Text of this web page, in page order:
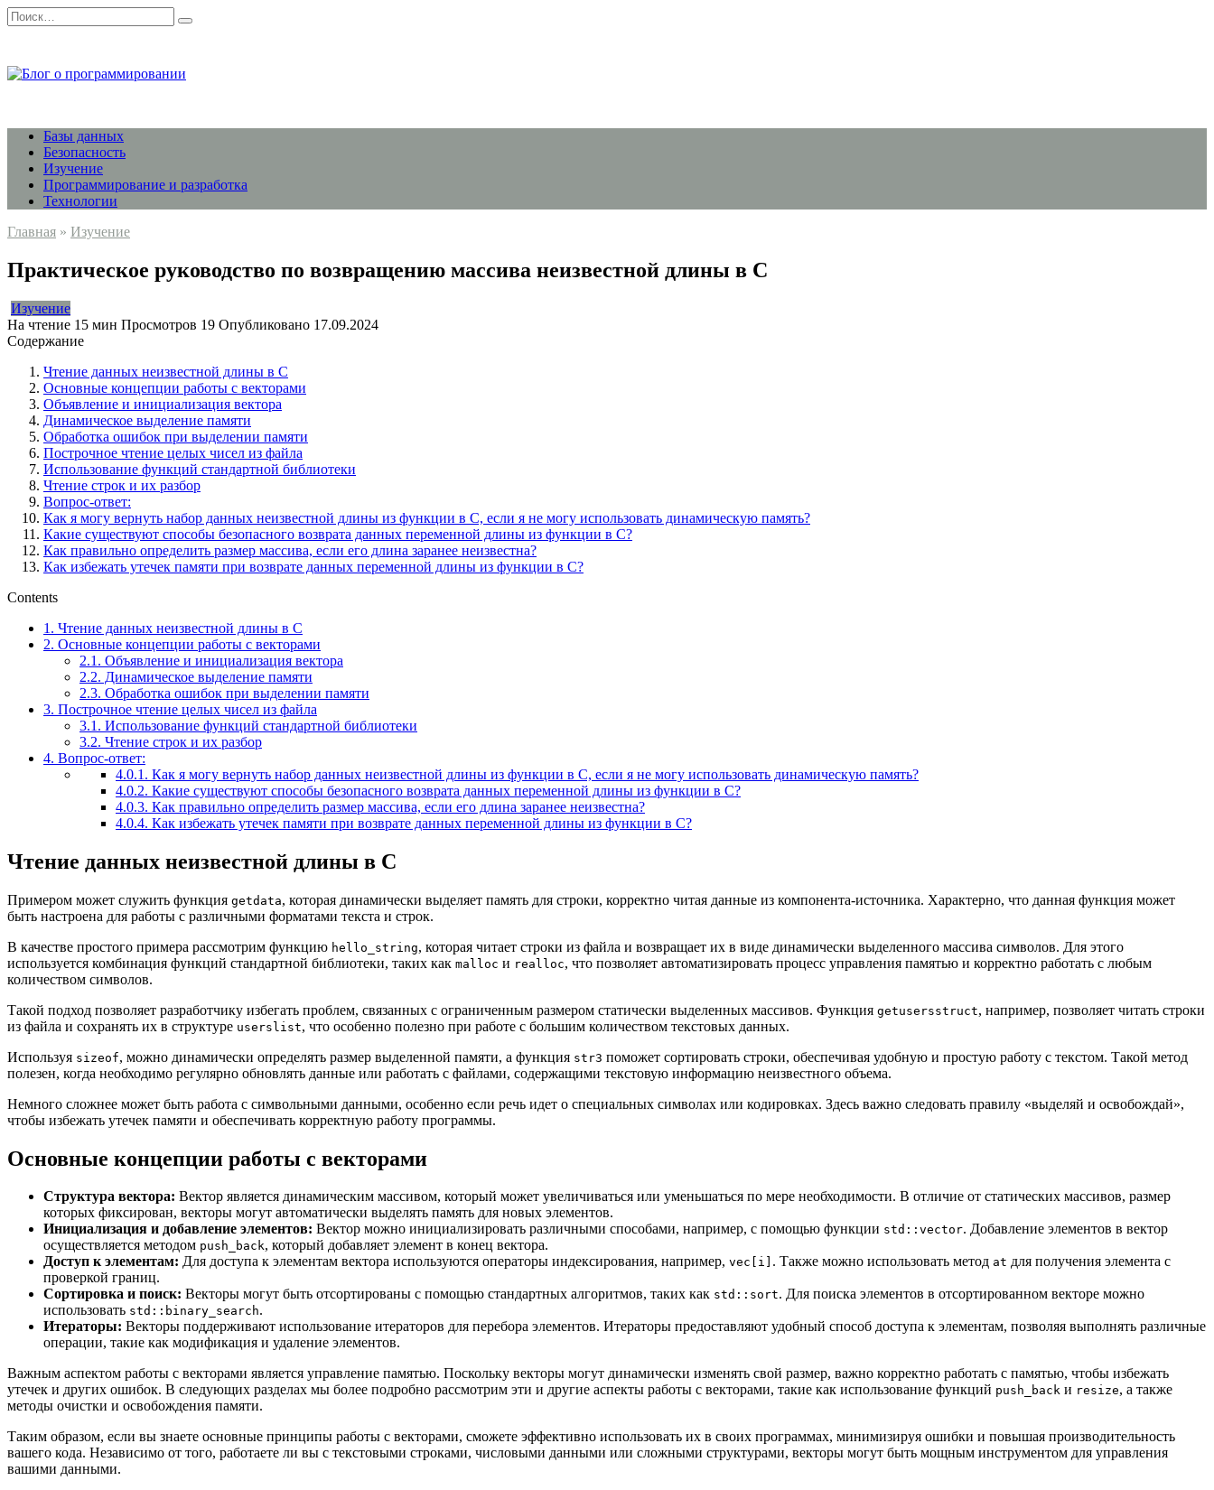
Перейти
к
Search
for:
Базы данных
Безопасность
Изучение
Программирование и разработка
Технологии
Главная » Изучение
Практическое руководство по возвращению массива неизвестной длины в C
Изучение
На чтение 15 мин Просмотров 19 Опубликовано 17.09.2024
Содержание
Чтение данных неизвестной длины в C
Основные концепции работы с векторами
Объявление и инициализация вектора
Динамическое выделение памяти
Обработка ошибок при выделении памяти
Построчное чтение целых чисел из файла
Использование функций стандартной библиотеки
Чтение строк и их разбор
Вопрос-ответ:
Как я могу вернуть набор данных неизвестной длины из функции в C, если я не могу использовать динамическую память?
Какие существуют способы безопасного возврата данных переменной длины из функции в C?
Как правильно определить размер массива, если его длина заранее неизвестна?
Как избежать утечек памяти при возврате данных переменной длины из функции в C?
Contents
1. Чтение данных неизвестной длины в C
2. Основные концепции работы с векторами
2.1. Объявление и инициализация вектора
2.2. Динамическое выделение памяти
2.3. Обработка ошибок при выделении памяти
3. Построчное чтение целых чисел из файла
3.1. Использование функций стандартной библиотеки
3.2. Чтение строк и их разбор
4. Вопрос-ответ:
4.0.1. Как я могу вернуть набор данных неизвестной длины из функции в C, если я не могу использовать динамическую память?
4.0.2. Какие существуют способы безопасного возврата данных переменной длины из функции в C?
4.0.3. Как правильно определить размер массива, если его длина заранее неизвестна?
4.0.4. Как избежать утечек памяти при возврате данных переменной длины из функции в C?
Чтение данных неизвестной длины в C
Примером может служить функция getdata, которая динамически выделяет память для строки, корректно читая данные из компонента-источника. Характерно, что данная функция может
быть настроена для работы с различными форматами текста и строк.
В качестве простого примера рассмотрим функцию hello_string, которая читает строки из файла и возвращает их в виде динамически выделенного массива символов. Для этого
используется комбинация функций стандартной библиотеки, таких как malloc и realloc, что позволяет автоматизировать процесс управления памятью и корректно работать с любым
количеством символов.
Такой подход позволяет разработчику избегать проблем, связанных с ограниченным размером статически выделенных массивов. Функция getusersstruct, например, позволяет читать строки
из файла и сохранять их в структуре userslist, что особенно полезно при работе с большим количеством текстовых данных.
Используя sizeof, можно динамически определять размер выделенной памяти, а функция str3 поможет сортировать строки, обеспечивая удобную и простую работу с текстом. Такой метод
полезен, когда необходимо регулярно обновлять данные или работать с файлами, содержащими текстовую информацию неизвестного объема.
Немного сложнее может быть работа с символьными данными, особенно если речь идет о специальных символах или кодировках. Здесь важно следовать правилу «выделяй и освобождай»,
чтобы избежать утечек памяти и обеспечивать корректную работу программы.
Основные концепции работы с векторами
Структура вектора: Вектор является динамическим массивом, который может увеличиваться или уменьшаться по мере необходимости. В отличие от статических массивов, размер
которых фиксирован, векторы могут автоматически выделять память для новых элементов.
Инициализация и добавление элементов: Вектор можно инициализировать различными способами, например, с помощью функции std::vector. Добавление элементов в вектор
осуществляется методом push_back, который добавляет элемент в конец вектора.
Доступ к элементам: Для доступа к элементам вектора используются операторы индексирования, например, vec[i] . Также можно использовать метод at для получения элемента с
проверкой границ.
Сортировка и поиск: Векторы могут быть отсортированы с помощью стандартных алгоритмов, таких как std::sort. Для поиска элементов в отсортированном векторе можно
использовать std::binary_search.
Итераторы: Векторы поддерживают использование итераторов для перебора элементов. Итераторы предоставляют удобный способ доступа к элементам, позволяя выполнять различные
операции, такие как модификация и удаление элементов.
Важным аспектом работы с векторами является управление памятью. Поскольку векторы могут динамически изменять свой размер, важно корректно работать с памятью, чтобы избежать
утечек и других ошибок. В следующих разделах мы более подробно рассмотрим эти и другие аспекты работы с векторами, такие как использование функций push_back и resize, а также
методы очистки и освобождения памяти.
Таким образом, если вы знаете основные принципы работы с векторами, сможете эффективно использовать их в своих программах, минимизируя ошибки и повышая производительность
вашего кода. Независимо от того, работаете ли вы с текстовыми строками, числовыми данными или сложными структурами, векторы могут быть мощным инструментом для управления
вашими данными.